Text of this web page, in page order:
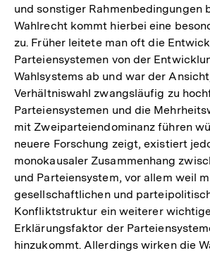
und sonstiger Rahmenbedingungen
Wahlrecht kommt hierbei eine
zu. Früher leitete man oft die
Parteiensystemen von der
Wahlsystems ab und war der
Verhältniswahl zwangsläufig zu
Parteiensystemen und die
mit Zweiparteiendominanz führen
neuere Forschung zeigt, existiert
monokausaler Zusammenhang
und Parteiensystem, vor allem weil
gesellschaftlichen und
Konfliktstruktur ein weiterer
Erklärungsfaktor der
hinzukommt. Allerdings wirken die